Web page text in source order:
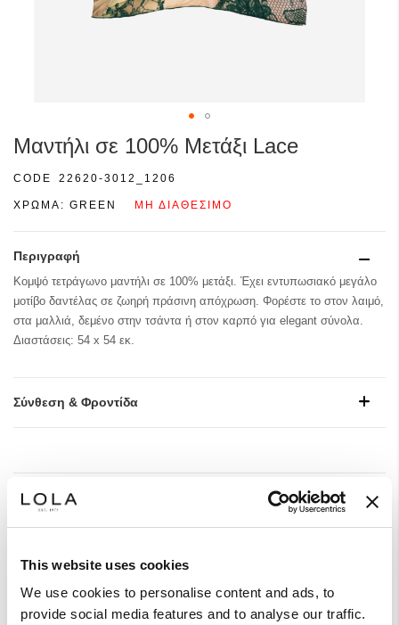
This website uses cookies
We use cookies to personalise content and ads, to
provide social media features and to analyse our traffic.
Μαντήλι σε 100% Μετάξι Lace
CODE 22620-3012_1206
ΧΡΩΜΑ: GREEN ΜΗ ΔΙΑΘΈΣΙΜΟ
Περιγραφή
Κομψό τετράγωνο μαντήλι σε 100% μετάξι. Έχει εντυπωσιακό μεγάλο
μοτίβο δαντέλας σε ζωηρή πράσινη απόχρωση. Φορέστε το στον λαιμό,
στα μαλλιά, δεμένο στην τσάντα ή στον καρπό για elegant σύνολα.
Διαστάσεις: 54 x 54 εκ.
Σύνθεση & Φροντίδα
Μετάβαση
στην
αρχή
συλλογής